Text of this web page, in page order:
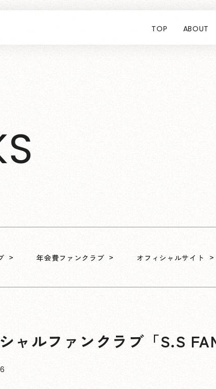
TOP ABOUT
S
年会費ファンクラブ オフィシャルサイト
ャルファンクラブ「S.S